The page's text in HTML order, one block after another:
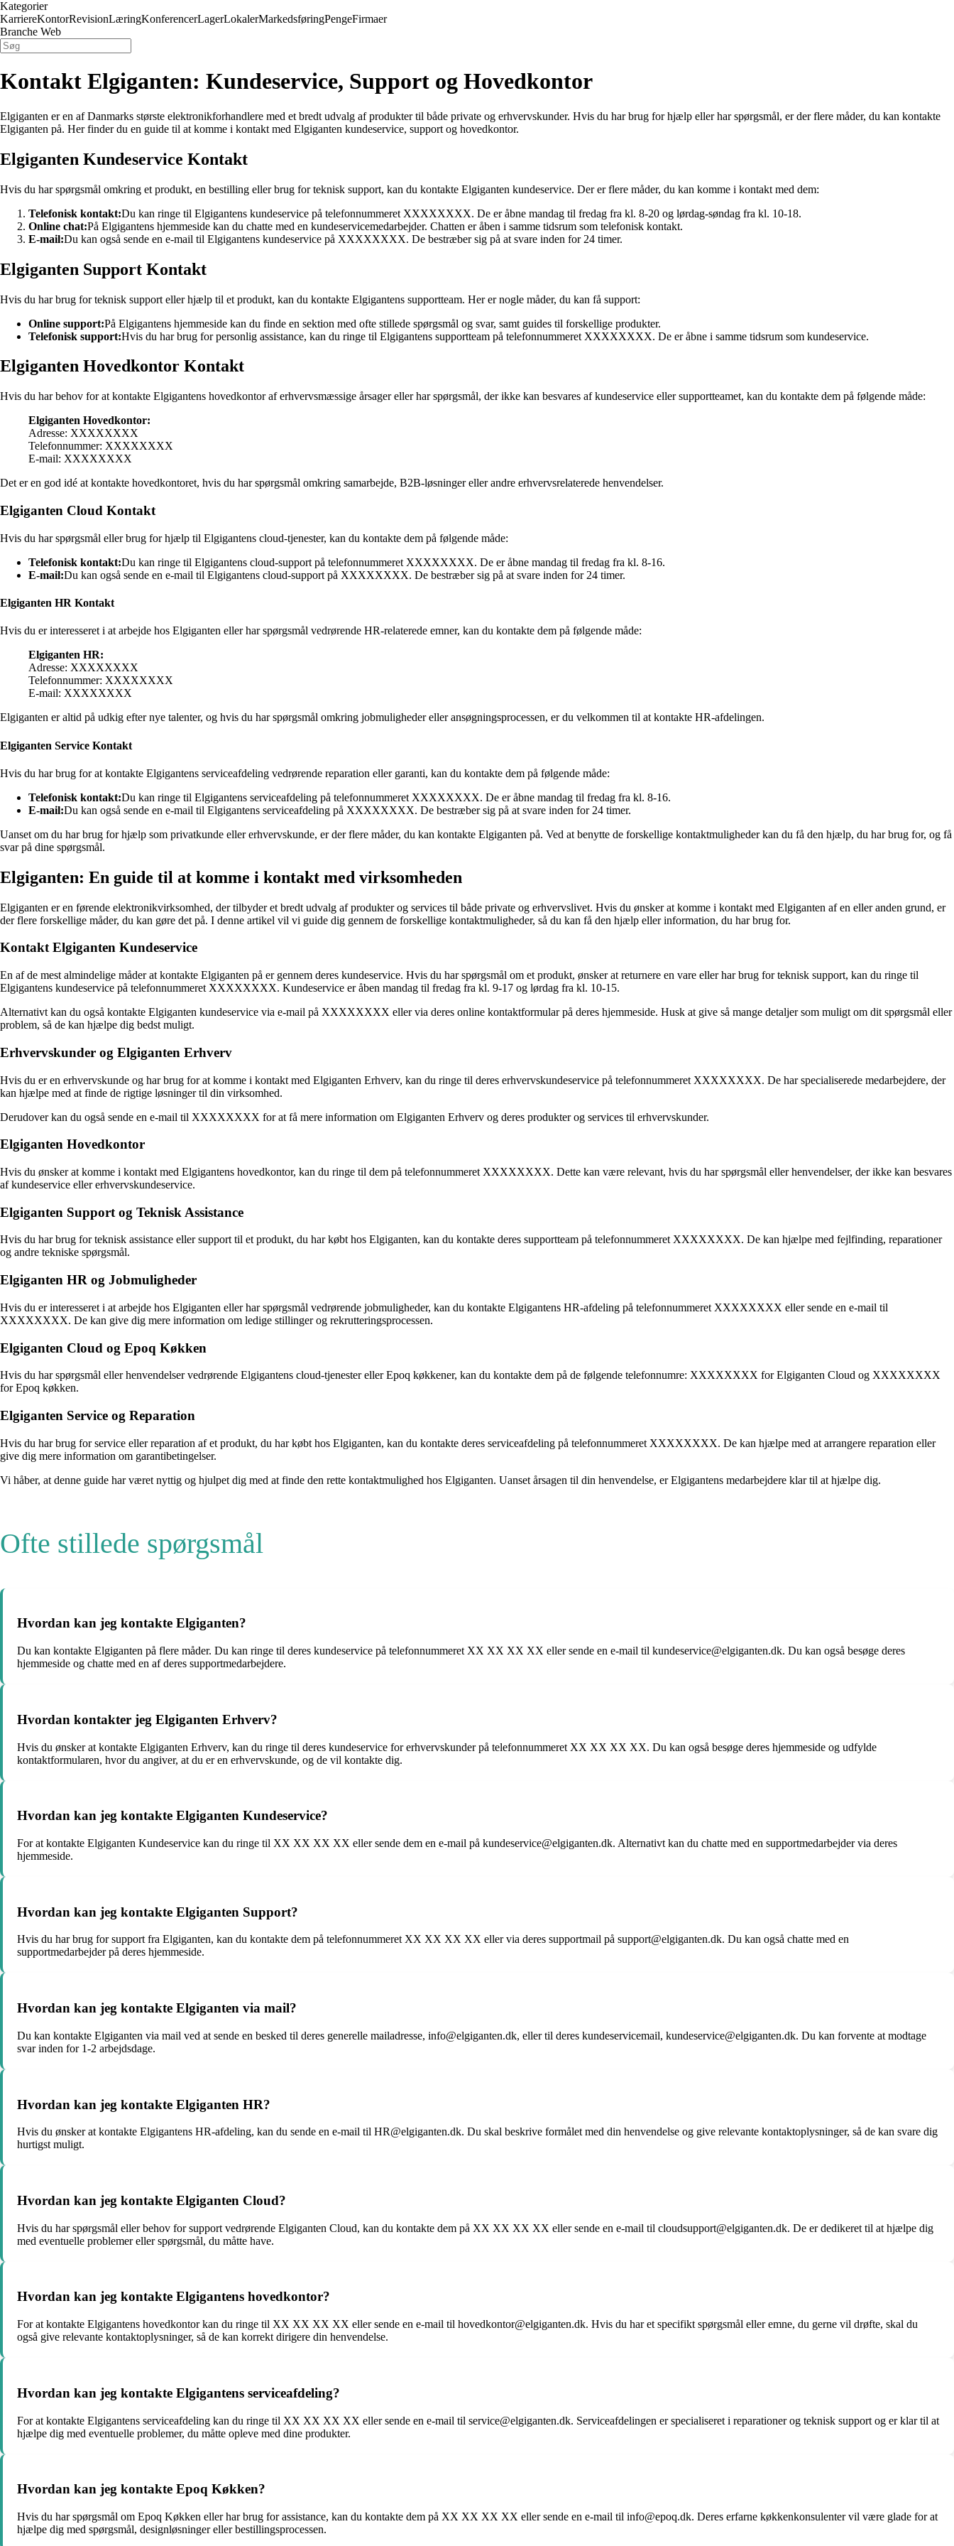
Kategorier
KarriereKontorRevisionLæringKonferencerLagerLokalerMarkedsføringPengeFirmaer
Branche Web
Kontakt Elgiganten: Kundeservice, Support og Hovedkontor
Elgiganten er en af Danmarks største elektronikforhandlere med et bredt udvalg af produkter til både private og erhvervskunder. Hvis du har brug for hjælp eller har spørgsmål, er der flere måder, du kan kontakte
Elgiganten på. Her finder du en guide til at komme i kontakt med Elgiganten kundeservice, support og hovedkontor.
Elgiganten Kundeservice Kontakt
Hvis du har spørgsmål omkring et produkt, en bestilling eller brug for teknisk support, kan du kontakte Elgiganten kundeservice. Der er flere måder, du kan komme i kontakt med dem:
Telefonisk kontakt:Du kan ringe til Elgigantens kundeservice på telefonnummeret XXXXXXXX. De er åbne mandag til fredag fra kl. 8-20 og lørdag-søndag fra kl. 10-18.
Online chat:På Elgigantens hjemmeside kan du chatte med en kundeservicemedarbejder. Chatten er åben i samme tidsrum som telefonisk kontakt.
E-mail:Du kan også sende en e-mail til Elgigantens kundeservice på XXXXXXXX. De bestræber sig på at svare inden for 24 timer.
Elgiganten Support Kontakt
Hvis du har brug for teknisk support eller hjælp til et produkt, kan du kontakte Elgigantens supportteam. Her er nogle måder, du kan få support:
Online support:På Elgigantens hjemmeside kan du finde en sektion med ofte stillede spørgsmål og svar, samt guides til forskellige produkter.
Telefonisk support:Hvis du har brug for personlig assistance, kan du ringe til Elgigantens supportteam på telefonnummeret XXXXXXXX. De er åbne i samme tidsrum som kundeservice.
Elgiganten Hovedkontor Kontakt
Hvis du har behov for at kontakte Elgigantens hovedkontor af erhvervsmæssige årsager eller har spørgsmål, der ikke kan besvares af kundeservice eller supportteamet, kan du kontakte dem på følgende måde:
Elgiganten Hovedkontor:
Adresse: XXXXXXXX
Telefonnummer: XXXXXXXX
E-mail: XXXXXXXX
Det er en god idé at kontakte hovedkontoret, hvis du har spørgsmål omkring samarbejde, B2B-løsninger eller andre erhvervsrelaterede henvendelser.
Elgiganten Cloud Kontakt
Hvis du har spørgsmål eller brug for hjælp til Elgigantens cloud-tjenester, kan du kontakte dem på følgende måde:
Telefonisk kontakt:Du kan ringe til Elgigantens cloud-support på telefonnummeret XXXXXXXX. De er åbne mandag til fredag fra kl. 8-16.
E-mail:Du kan også sende en e-mail til Elgigantens cloud-support på XXXXXXXX. De bestræber sig på at svare inden for 24 timer.
Elgiganten HR Kontakt
Hvis du er interesseret i at arbejde hos Elgiganten eller har spørgsmål vedrørende HR-relaterede emner, kan du kontakte dem på følgende måde:
Elgiganten HR:
Adresse: XXXXXXXX
Telefonnummer: XXXXXXXX
E-mail: XXXXXXXX
Elgiganten er altid på udkig efter nye talenter, og hvis du har spørgsmål omkring jobmuligheder eller ansøgningsprocessen, er du velkommen til at kontakte HR-afdelingen.
Elgiganten Service Kontakt
Hvis du har brug for at kontakte Elgigantens serviceafdeling vedrørende reparation eller garanti, kan du kontakte dem på følgende måde:
Telefonisk kontakt:Du kan ringe til Elgigantens serviceafdeling på telefonnummeret XXXXXXXX. De er åbne mandag til fredag fra kl. 8-16.
E-mail:Du kan også sende en e-mail til Elgigantens serviceafdeling på XXXXXXXX. De bestræber sig på at svare inden for 24 timer.
Uanset om du har brug for hjælp som privatkunde eller erhvervskunde, er der flere måder, du kan kontakte Elgiganten på. Ved at benytte de forskellige kontaktmuligheder kan du få den hjælp, du har brug for, og få
svar på dine spørgsmål.
Elgiganten: En guide til at komme i kontakt med virksomheden
Elgiganten er en førende elektronikvirksomhed, der tilbyder et bredt udvalg af produkter og services til både private og erhvervslivet. Hvis du ønsker at komme i kontakt med Elgiganten af en eller anden grund, er
der flere forskellige måder, du kan gøre det på. I denne artikel vil vi guide dig gennem de forskellige kontaktmuligheder, så du kan få den hjælp eller information, du har brug for.
Kontakt Elgiganten Kundeservice
En af de mest almindelige måder at kontakte Elgiganten på er gennem deres kundeservice. Hvis du har spørgsmål om et produkt, ønsker at returnere en vare eller har brug for teknisk support, kan du ringe til
Elgigantens kundeservice på telefonnummeret XXXXXXXX. Kundeservice er åben mandag til fredag fra kl. 9-17 og lørdag fra kl. 10-15.
Alternativt kan du også kontakte Elgiganten kundeservice via e-mail på XXXXXXXX eller via deres online kontaktformular på deres hjemmeside. Husk at give så mange detaljer som muligt om dit spørgsmål eller
problem, så de kan hjælpe dig bedst muligt.
Erhvervskunder og Elgiganten Erhverv
Hvis du er en erhvervskunde og har brug for at komme i kontakt med Elgiganten Erhverv, kan du ringe til deres erhvervskundeservice på telefonnummeret XXXXXXXX. De har specialiserede medarbejdere, der
kan hjælpe med at finde de rigtige løsninger til din virksomhed.
Derudover kan du også sende en e-mail til XXXXXXXX for at få mere information om Elgiganten Erhverv og deres produkter og services til erhvervskunder.
Elgiganten Hovedkontor
Hvis du ønsker at komme i kontakt med Elgigantens hovedkontor, kan du ringe til dem på telefonnummeret XXXXXXXX. Dette kan være relevant, hvis du har spørgsmål eller henvendelser, der ikke kan besvares
af kundeservice eller erhvervskundeservice.
Elgiganten Support og Teknisk Assistance
Hvis du har brug for teknisk assistance eller support til et produkt, du har købt hos Elgiganten, kan du kontakte deres supportteam på telefonnummeret XXXXXXXX. De kan hjælpe med fejlfinding, reparationer
og andre tekniske spørgsmål.
Elgiganten HR og Jobmuligheder
Hvis du er interesseret i at arbejde hos Elgiganten eller har spørgsmål vedrørende jobmuligheder, kan du kontakte Elgigantens HR-afdeling på telefonnummeret XXXXXXXX eller sende en e-mail til
XXXXXXXX. De kan give dig mere information om ledige stillinger og rekrutteringsprocessen.
Elgiganten Cloud og Epoq Køkken
Hvis du har spørgsmål eller henvendelser vedrørende Elgigantens cloud-tjenester eller Epoq køkkener, kan du kontakte dem på de følgende telefonnumre: XXXXXXXX for Elgiganten Cloud og XXXXXXXX
for Epoq køkken.
Elgiganten Service og Reparation
Hvis du har brug for service eller reparation af et produkt, du har købt hos Elgiganten, kan du kontakte deres serviceafdeling på telefonnummeret XXXXXXXX. De kan hjælpe med at arrangere reparation eller
give dig mere information om garantibetingelser.
Vi håber, at denne guide har været nyttig og hjulpet dig med at finde den rette kontaktmulighed hos Elgiganten. Uanset årsagen til din henvendelse, er Elgigantens medarbejdere klar til at hjælpe dig.
Ofte stillede spørgsmål
Hvordan kan jeg kontakte Elgiganten?
Du kan kontakte Elgiganten på flere måder. Du kan ringe til deres kundeservice på telefonnummeret XX XX XX XX eller sende en e-mail til kundeservice@elgiganten.dk. Du kan også besøge deres
hjemmeside og chatte med en af deres supportmedarbejdere.
Hvordan kontakter jeg Elgiganten Erhverv?
Hvis du ønsker at kontakte Elgiganten Erhverv, kan du ringe til deres kundeservice for erhvervskunder på telefonnummeret XX XX XX XX. Du kan også besøge deres hjemmeside og udfylde
kontaktformularen, hvor du angiver, at du er en erhvervskunde, og de vil kontakte dig.
Hvordan kan jeg kontakte Elgiganten Kundeservice?
For at kontakte Elgiganten Kundeservice kan du ringe til XX XX XX XX eller sende dem en e-mail på kundeservice@elgiganten.dk. Alternativt kan du chatte med en supportmedarbejder via deres
hjemmeside.
Hvordan kan jeg kontakte Elgiganten Support?
Hvis du har brug for support fra Elgiganten, kan du kontakte dem på telefonnummeret XX XX XX XX eller via deres supportmail på support@elgiganten.dk. Du kan også chatte med en
supportmedarbejder på deres hjemmeside.
Hvordan kan jeg kontakte Elgiganten via mail?
Du kan kontakte Elgiganten via mail ved at sende en besked til deres generelle mailadresse, info@elgiganten.dk, eller til deres kundeservicemail, kundeservice@elgiganten.dk. Du kan forvente at modtage
svar inden for 1-2 arbejdsdage.
Hvordan kan jeg kontakte Elgiganten HR?
Hvis du ønsker at kontakte Elgigantens HR-afdeling, kan du sende en e-mail til HR@elgiganten.dk. Du skal beskrive formålet med din henvendelse og give relevante kontaktoplysninger, så de kan svare dig
hurtigst muligt.
Hvordan kan jeg kontakte Elgiganten Cloud?
Hvis du har spørgsmål eller behov for support vedrørende Elgiganten Cloud, kan du kontakte dem på XX XX XX XX eller sende en e-mail til cloudsupport@elgiganten.dk. De er dedikeret til at hjælpe dig
med eventuelle problemer eller spørgsmål, du måtte have.
Hvordan kan jeg kontakte Elgigantens hovedkontor?
For at kontakte Elgigantens hovedkontor kan du ringe til XX XX XX XX eller sende en e-mail til hovedkontor@elgiganten.dk. Hvis du har et specifikt spørgsmål eller emne, du gerne vil drøfte, skal du
også give relevante kontaktoplysninger, så de kan korrekt dirigere din henvendelse.
Hvordan kan jeg kontakte Elgigantens serviceafdeling?
For at kontakte Elgigantens serviceafdeling kan du ringe til XX XX XX XX eller sende en e-mail til service@elgiganten.dk. Serviceafdelingen er specialiseret i reparationer og teknisk support og er klar til at
hjælpe dig med eventuelle problemer, du måtte opleve med dine produkter.
Hvordan kan jeg kontakte Epoq Køkken?
Hvis du har spørgsmål om Epoq Køkken eller har brug for assistance, kan du kontakte dem på XX XX XX XX eller sende en e-mail til info@epoq.dk. Deres erfarne køkkenkonsulenter vil være glade for at
hjælpe dig med spørgsmål, designløsninger eller bestillingsprocessen.